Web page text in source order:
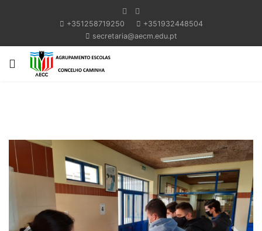
+351258719250
+351932448504
secretaria@aecm.edu.pt